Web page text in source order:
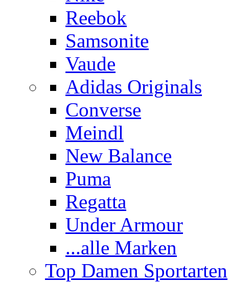
Reebok
Samsonite
Vaude
Adidas Originals
Converse
Meindl
New Balance
Puma
Regatta
Under Armour
...alle Marken
Top Damen Sportarten